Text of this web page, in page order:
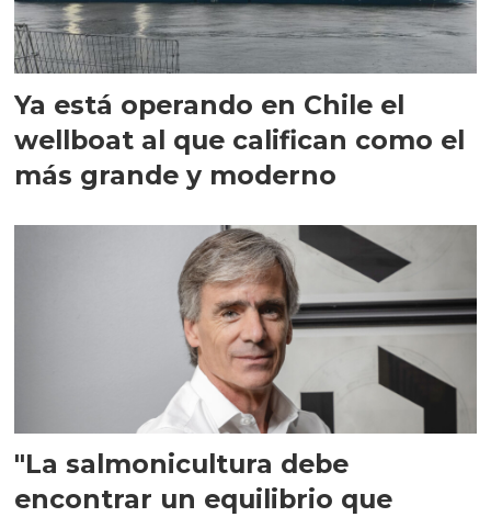
Ya está operando en Chile el
wellboat al que califican como el
más grande y moderno
"La salmonicultura debe
encontrar un equilibrio que